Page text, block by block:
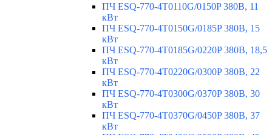
ПЧ ESQ-770-4T0110G/0150P 380В, 11
кВт
ПЧ ESQ-770-4T0150G/0185P 380В, 15
кВт
ПЧ ESQ-770-4T0185G/0220P 380В, 18,5
кВт
ПЧ ESQ-770-4T0220G/0300P 380В, 22
кВт
ПЧ ESQ-770-4T0300G/0370P 380В, 30
кВт
ПЧ ESQ-770-4T0370G/0450P 380В, 37
кВт